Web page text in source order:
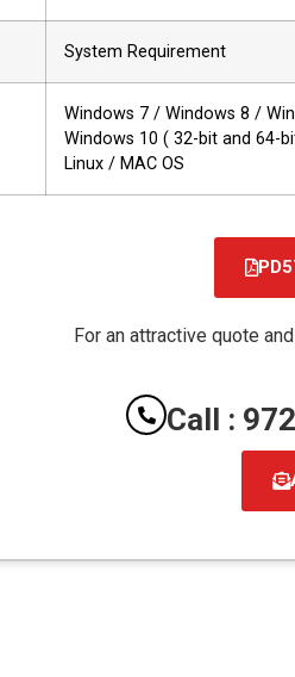
System Requirement
Windows 7 / Windows 8 /
Windows 10 ( 32-bit and 64-
Linux / MAC OS
For an attractive quote
Call :